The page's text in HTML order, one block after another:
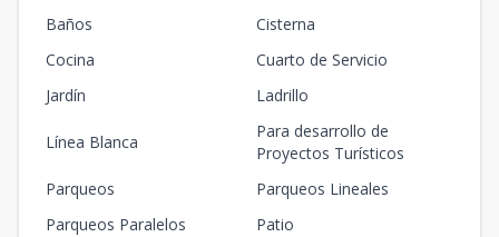
Baños
Cisterna
Cocina
Cuarto de Servicio
Jardín
Ladrillo
Línea Blanca
Para desarrollo de
Proyectos Turísticos
Parqueos
Parqueos Lineales
Parqueos Paralelos
Patio